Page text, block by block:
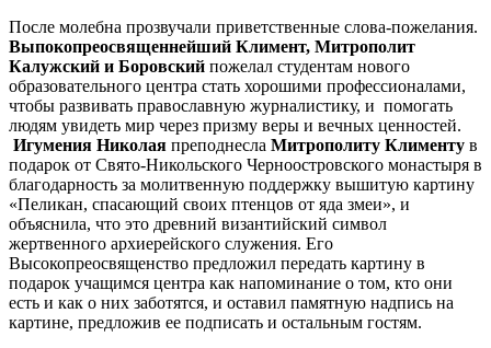
После молебна прозвучали приветственные слова-пожелания.
Выпокопреосвященнейший Климент, Митрополит
Калужский и Боровский пожелал студентам нового
образовательного центра стать хорошими профессионалами,
чтобы развивать православную журналистику, и помогать
людям увидеть мир через призму веры и вечных ценностей.
Игумения Николая преподнесла Митрополиту Клименту в
подарок от Свято-Никольского Черноостровского монастыря в
благодарность за молитвенную поддержку вышитую картину
«Пеликан, спасающий своих птенцов от яда змеи», и
объяснила, что это древний византийский символ
жертвенного архиерейского служения. Его
Высокопреосвященство предложил передать картину в
подарок учащимся центра как напоминание о том, кто они
есть и как о них заботятся, и оставил памятную надпись на
картине, предложив ее подписать и остальным гостям.